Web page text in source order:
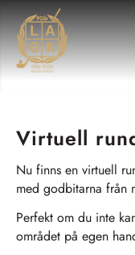
Virtuell
Nu finns en virtuell
med godbitarna från
Perfekt om du inte
området på egen